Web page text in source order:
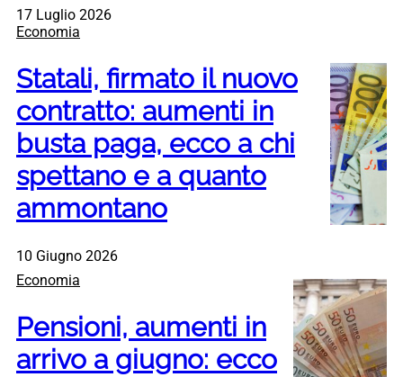
17 Luglio 2026
Economia
Statali, firmato il nuovo
contratto: aumenti in
busta paga, ecco a chi
spettano e a quanto
ammontano
10 Giugno 2026
Economia
Pensioni, aumenti in
arrivo a giugno: ecco